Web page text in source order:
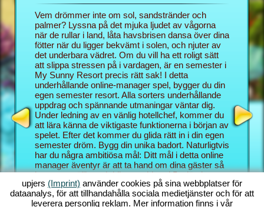
din
Vem drömmer inte om sol, sandstränder och
palmer? Lyssna på det mjuka ljudet av vågorna
när de rullar i land, låta havsbrisen dansa över dina
fötter när du ligger bekvämt i solen, och njuter av
det underbara vädret. Om du vill ha ett roligt sätt
att slippa stressen på i vardagen, är en semester i
My Sunny Resort precis rätt sak! I detta
underhållande online-manager spel, bygger du din
egen semester resort. Alla sorters underhållande
uppdrag och spännande utmaningar väntar dig.
Under ledning av en vänlig hotellchef, kommer du
att lära känna de viktigaste funktionerna i början av
spelet. Efter det kommer du glida rätt in i din egen
semester dröm. Bygg din unika badort. Naturligtvis
har du några ambitiösa mål: Ditt mål i detta online
manager äventyr är att ta hand om dina gäster så
bra som möjligt och bli en etablerad 5 stjärnig
resort. Du har massor av funktioner till ditt
förfogande. Ju längre du kommer i det här strand
spelet, desto fler möjligheter får du!
I
rollen
Resort
bättre
Med
och
som du
upjers (Imprint) använder cookies på sina webbplatser för
dataanalys, för att tillhandahålla sociala medietjänster och för att
leverera personlig reklam. Mer information finns i vår